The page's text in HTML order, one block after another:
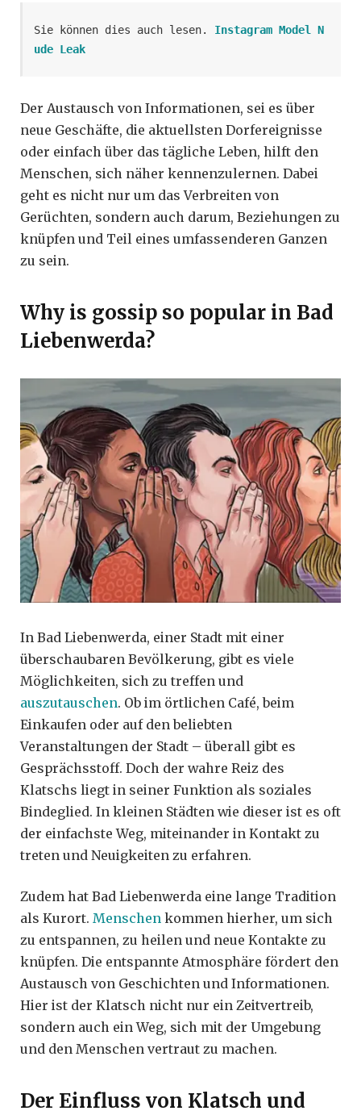
Sie können dies auch lesen. Instagram Model N
ude Leak
Der Austausch von Informationen, sei es über
neue Geschäfte, die aktuellsten Dorfereignisse
oder einfach über das tägliche Leben, hilft den
Menschen, sich näher kennenzulernen. Dabei
geht es nicht nur um das Verbreiten von
Gerüchten, sondern auch darum, Beziehungen zu
knüpfen und Teil eines umfassenderen Ganzen
zu sein.
Why is gossip so popular in Bad
Liebenwerda?
In Bad Liebenwerda, einer Stadt mit einer
überschaubaren Bevölkerung, gibt es viele
Möglichkeiten, sich zu treffen und
auszutauschen. Ob im örtlichen Café, beim
Einkaufen oder auf den beliebten
Veranstaltungen der Stadt – überall gibt es
Gesprächsstoff. Doch der wahre Reiz des
Klatschs liegt in seiner Funktion als soziales
Bindeglied. In kleinen Städten wie dieser ist es oft
der einfachste Weg, miteinander in Kontakt zu
treten und Neuigkeiten zu erfahren.
Zudem hat Bad Liebenwerda eine lange Tradition
als Kurort. Menschen kommen hierher, um sich
zu entspannen, zu heilen und neue Kontakte zu
knüpfen. Die entspannte Atmosphäre fördert den
Austausch von Geschichten und Informationen.
Hier ist der Klatsch nicht nur ein Zeitvertreib,
sondern auch ein Weg, sich mit der Umgebung
und den Menschen vertraut zu machen.
Der Einfluss von Klatsch und